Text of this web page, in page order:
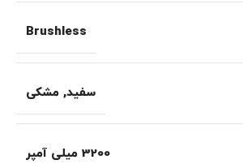
Brushless
سفید, مشکی
3200 میلی آمپر